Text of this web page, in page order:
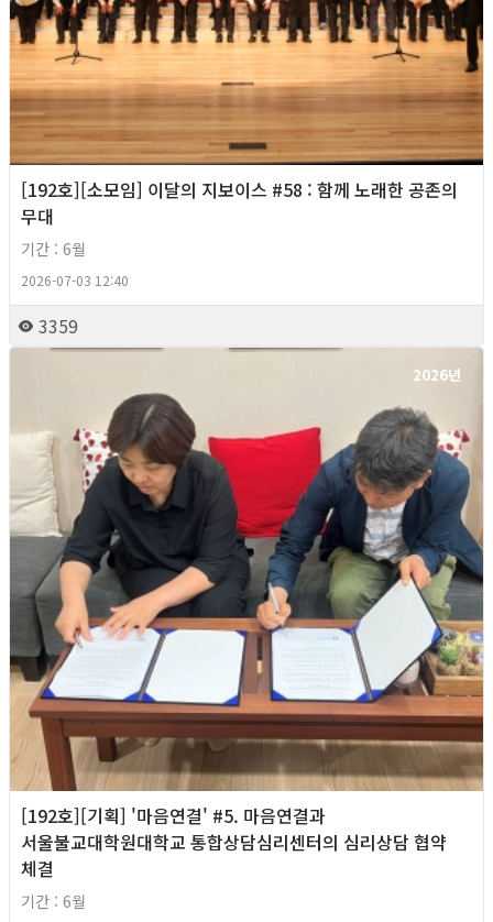
[192호][소모임] 이달의 지보이스 #58 : 함께 노래한 공존의
무대
기간 : 6월
2026-07-03 12:40
3359
2026년
[192호][기획] '마음연결' #5. 마음연결과
서울불교대학원대학교 통합상담심리센터의 심리상담 협약
체결
기간 : 6월